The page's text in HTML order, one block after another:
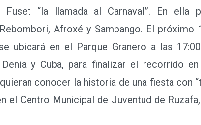
Fuset “la llamada al Carnaval”. En ella
Afroxé y Sambango. El
ubicará en el Parque Granero a las
y Cuba, para finalizar el recorrido
conocer la historia de una fiesta con
el Centro Municipal de Juventud de